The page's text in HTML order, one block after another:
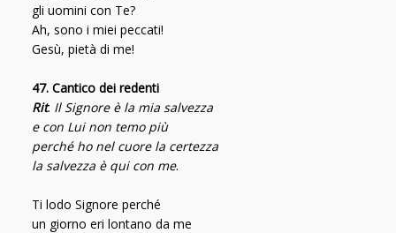
gli uomini con Te?
Ah, sono i miei peccati!
Gesù, pietà di me!
47. Cantico dei redenti
Rit. Il Signore è la mia salvezza
e con Lui non temo più
perché ho nel cuore la certezza
la salvezza è qui con me.
Ti lodo Signore perché
un giorno eri lontano da me